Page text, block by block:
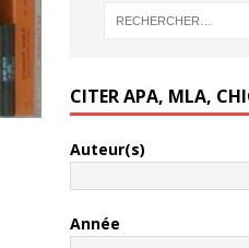
CITER APA, MLA,
Auteur(s)
Année